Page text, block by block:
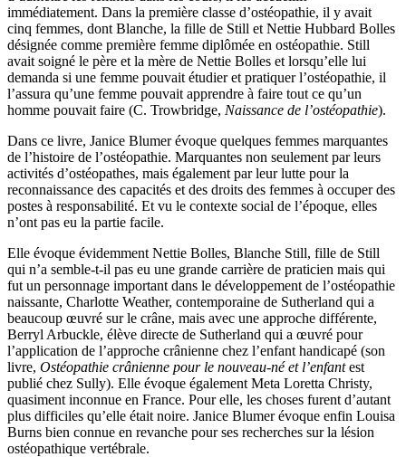
immédiatement. Dans la première classe d’ostéopathie, il y avait
cinq femmes, dont Blanche, la fille de Still et Nettie Hubbard Bolles
désignée comme première femme diplômée en ostéopathie. Still
avait soigné le père et la mère de Nettie Bolles et lorsqu’elle lui
demanda si une femme pouvait étudier et pratiquer l’ostéopathie, il
l’assura qu’une femme pouvait apprendre à faire tout ce qu’un
homme pouvait faire (C. Trowbridge, Naissance de l’ostéopathie).
Dans ce livre, Janice Blumer évoque quelques femmes marquantes
de l’histoire de l’ostéopathie. Marquantes non seulement par leurs
activités d’ostéopathes, mais également par leur lutte pour la
reconnaissance des capacités et des droits des femmes à occuper des
postes à responsabilité. Et vu le contexte social de l’époque, elles
n’ont pas eu la partie facile.
Elle évoque évidemment Nettie Bolles, Blanche Still, fille de Still
qui n’a semble-t-il pas eu une grande carrière de praticien mais qui
fut un personnage important dans le développement de l’ostéopathie
naissante, Charlotte Weather, contemporaine de Sutherland qui a
beaucoup œuvré sur le crâne, mais avec une approche différente,
Berryl Arbuckle, élève directe de Sutherland qui a œuvré pour
l’application de l’approche crânienne chez l’enfant handicapé (son
livre, Ostéopathie crânienne pour le nouveau-né et l’enfantest
publié chez Sully). Elle évoque également Meta Loretta Christy,
quasiment inconnue en France. Pour elle, les choses furent d’autant
plus difficiles qu’elle était noire. Janice Blumer évoque enfin Louisa
Burns bien connue en revanche pour ses recherches sur la lésion
ostéopathique vertébrale.